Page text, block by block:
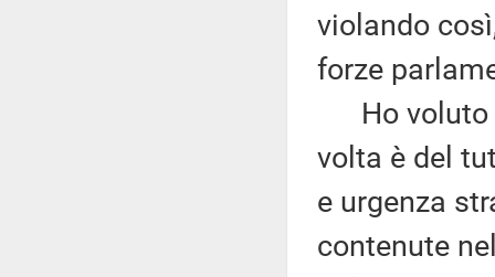
violando
forze
Ho voluto
volta è del
e urgenza
contenute